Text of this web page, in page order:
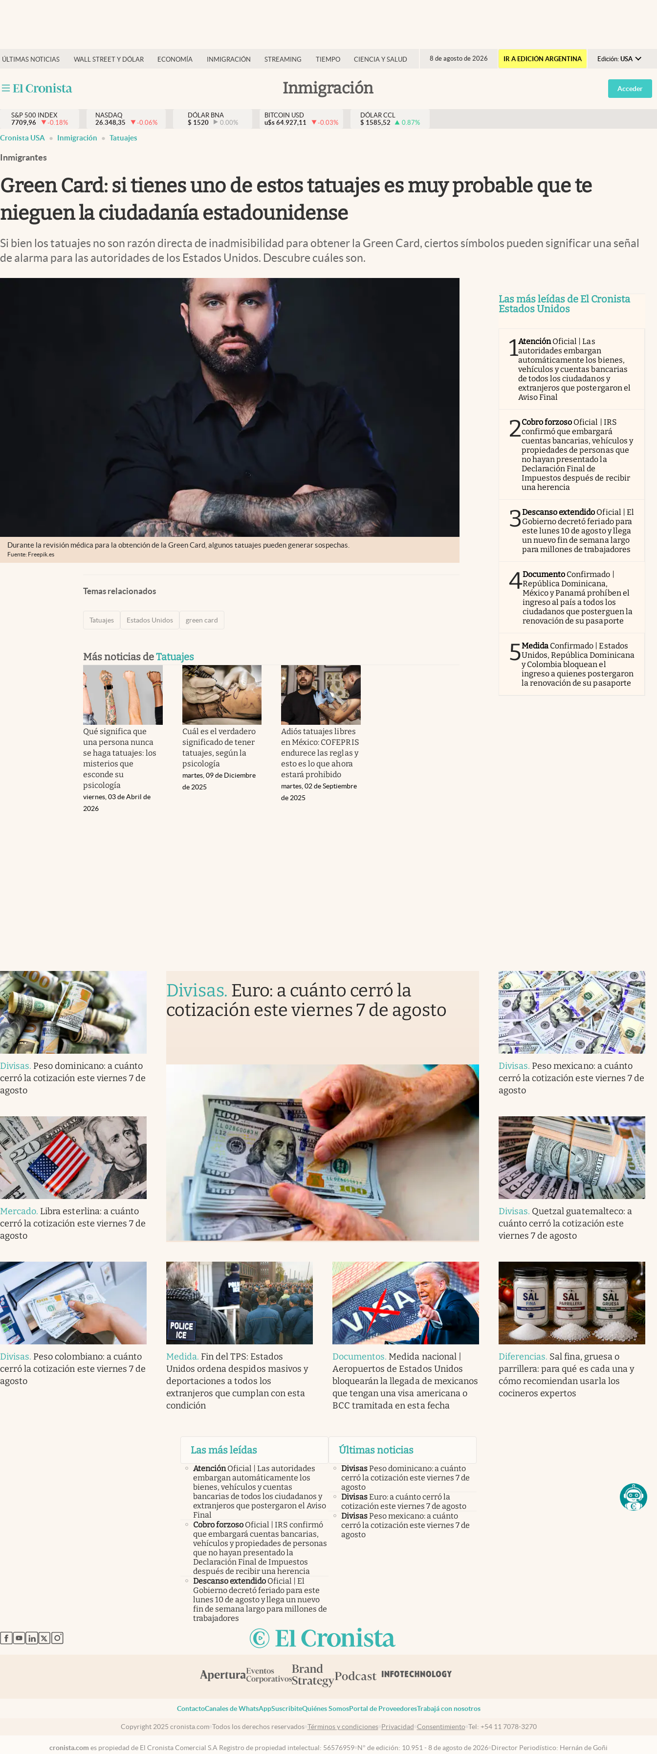
ÚLTIMAS NOTICIAS WALL STREET Y DÓLAR ECONOMÍA INMIGRACIÓN STREAMING TIEMPO CIENCIA Y SALUD 8 de agosto de 2026 IR A EDICIÓN ARGENTINA Edición: USA
Argentina
España
Inmigración
Finanzas y economía
Inmigración
Trending
Streaming
PC y mobile
Acceder
S&P 500 INDEX
7709,96
-0.18%
NASDAQ
26.348,35
-0.06%
DÓLAR BNA
$ 1520 0.00%
BITCOIN USD
u$s 64.927,11 -0.03%
DÓLAR CCL
$ 1585,52 0.87%
Cronista USA Inmigración Tatuajes
Inmigrantes
Green Card: si tienes uno de estos tatuajes es muy probable que te
nieguen la ciudadanía estadounidense
Si bien los tatuajes no son razón directa de inadmisibilidad para obtener la Green Card, ciertos símbolos pueden significar una señal
de alarma para las autoridades de los Estados Unidos. Descubre cuáles son.
Durante la revisión médica para la obtención de la Green Card, algunos tatuajes pueden generar sospechas.
Fuente: Freepik.es
Temas relacionados
Tatuajes Estados Unidos green card
Más noticias deTatuajes
Qué significa que
una persona nunca
se haga tatuajes: los
misterios que
esconde su
psicología
viernes, 03 de Abril de
2026
Cuál es el verdadero
significado de tener
tatuajes, según la
psicología
martes, 09 de Diciembre
de 2025
Adiós tatuajes libres
en México: COFEPRIS
endurece las reglas y
esto es lo que ahora
estará prohibido
martes, 02 de Septiembre
de 2025
Las más leídas de El Cronista
Estados Unidos
1AtenciónOficial | Las
autoridades embargan
automáticamente los bienes,
vehículos y cuentas bancarias
de todos los ciudadanos y
extranjeros que postergaron el
Aviso Final
2Cobro forzoso Oficial | IRS
confirmó que embargará
cuentas bancarias, vehículos y
propiedades de personas que
no hayan presentado la
Declaración Final de
Impuestos después de recibir
una herencia
3Descanso extendido Oficial | El
Gobierno decretó feriado para
este lunes 10 de agosto y llega
un nuevo fin de semana largo
para millones de trabajadores
4Documento Confirmado |
República Dominicana,
México y Panamá prohíben el
ingreso al país a todos los
ciudadanos que posterguen la
renovación de su pasaporte
5Medida Confirmado | Estados
Unidos, República Dominicana
y Colombia bloquean el
ingreso a quienes postergaron
la renovación de su pasaporte
Divisas. Peso dominicano: a cuánto
cerró la cotización este viernes 7 de
agosto
Divisas. Euro: a cuánto cerró la
cotización este viernes 7 de agosto
Divisas. Peso mexicano: a cuánto
cerró la cotización este viernes 7 de
agosto
Mercado. Libra esterlina: a cuánto
cerró la cotización este viernes 7 de
agosto
Divisas. Quetzal guatemalteco: a
cuánto cerró la cotización este
viernes 7 de agosto
Divisas. Peso colombiano: a cuánto
cerró la cotización este viernes 7 de
agosto
Medida. Fin del TPS: Estados
Unidos ordena despidos masivos y
deportaciones a todos los
extranjeros que cumplan con esta
condición
Documentos. Medida nacional |
Aeropuertos de Estados Unidos
bloquearán la llegada de mexicanos
que tengan una visa americana o
BCC tramitada en esta fecha
Diferencias. Sal fina, gruesa o
parrillera: para qué es cada una y
cómo recomiendan usarla los
cocineros expertos
Las más leídas
Atención Oficial | Las autoridades
embargan automáticamente los
bienes, vehículos y cuentas
bancarias de todos los ciudadanos y
extranjeros que postergaron el Aviso
Final
Cobro forzoso Oficial | IRS confirmó
que embargará cuentas bancarias,
vehículos y propiedades de personas
que no hayan presentado la
Declaración Final de Impuestos
después de recibir una herencia
Descanso extendido Oficial | El
Gobierno decretó feriado para este
lunes 10 de agosto y llega un nuevo
fin de semana largo para millones de
trabajadores
Últimas noticias
DivisasPeso dominicano: a cuánto
cerró la cotización este viernes 7 de
agosto
DivisasEuro: a cuánto cerró la
cotización este viernes 7 de agosto
DivisasPeso mexicano: a cuánto
cerró la cotización este viernes 7 de
agosto
abre en nueva pestaña
abre en nueva pestaña
abre en nueva pestaña
abre en nueva pestaña
abre en nueva pestaña
ContactoCanales de WhatsAppSuscribiteQuiénes SomosPortal de ProveedoresTrabajá con nosotros
Copyright 2025 cronista.com Todos los derechos reservados Términos y condiciones Privacidad Consentimiento Tel: +54 11 7078-3270
cronista.com es propiedad de El Cronista Comercial S.A Registro de propiedad intelectual: 56576959 N° de edición: 10.951 - 8 de agosto de 2026 Director Periodístico: Hernán de Goñi